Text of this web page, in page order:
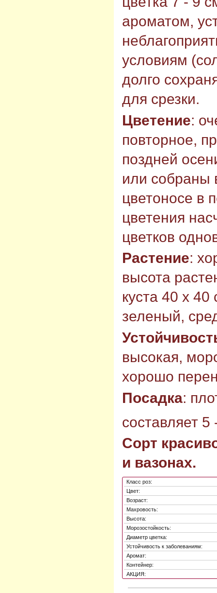
ароматом,
условиям
долго
для срезки.
Цветение:
повторное,
поздней
или собраны
цветоносе в
цветения
цветков
Растение:
высота
куста 40 х
зеленый,
высокая,
хорошо
Посадка:
составляет
Сорт
и вазонах.
Класс роз:
Цвет:
Возраст:
Махровость:
Высота:
Морозостойкость:
Диаметр цветка:
Устойчивость к заболеваниям:
Аромат:
Контейнер:
АКЦИЯ: